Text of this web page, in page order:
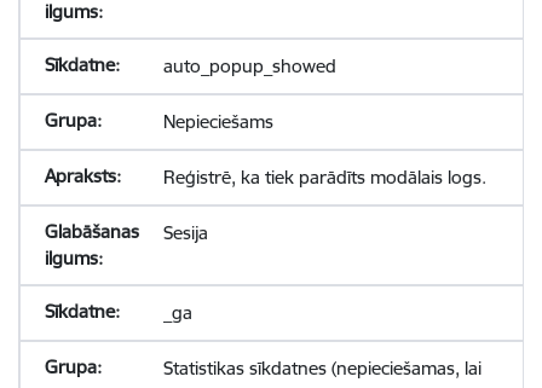
auto_popup_showed
Nepieciešams
Reģistrē, ka tiek parādīts modālais logs.
Sesija
_ga
Statistikas sīkdatnes (nepieciešamas, lai